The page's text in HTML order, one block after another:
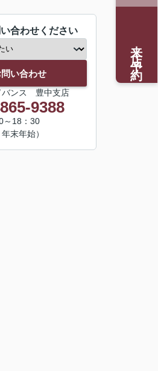
合わせください
い合わせ
バンス 豊中支店
9388
～18：30
年末年始）
来店予約